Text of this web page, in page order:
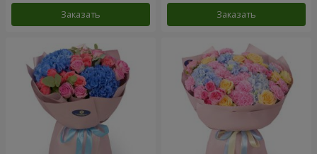
Заказать Заказать